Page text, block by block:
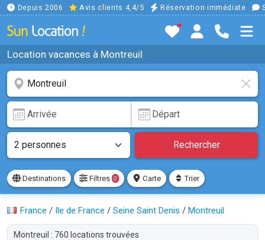
Depuis 2006 Avis clients 4,4/5 Réservation immédiate
Location vacances à Montreuil
Rechercher
Destinations Filtres 0 Carte Trier
France / Ile de France / Seine Saint Denis / Montreuil
Montreuil : 760 locations trouvées